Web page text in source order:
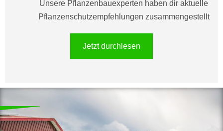
Unsere Pflanzenbauexperten haben dir aktuelle
Pflanzenschutzempfehlungen zusammengestellt
Jetzt durchlesen